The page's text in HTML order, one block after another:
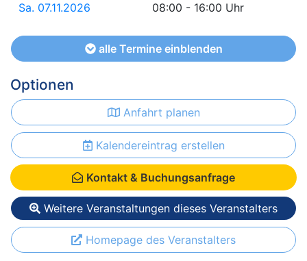
Sa. 07.11.2026 08:00 - 16:00 Uhr
alle Termine einblenden
Optionen
Anfahrt planen
Kalendereintrag erstellen
Kontakt & Buchungsanfrage
Weitere Veranstaltungen dieses Veranstalters
Homepage des Veranstalters